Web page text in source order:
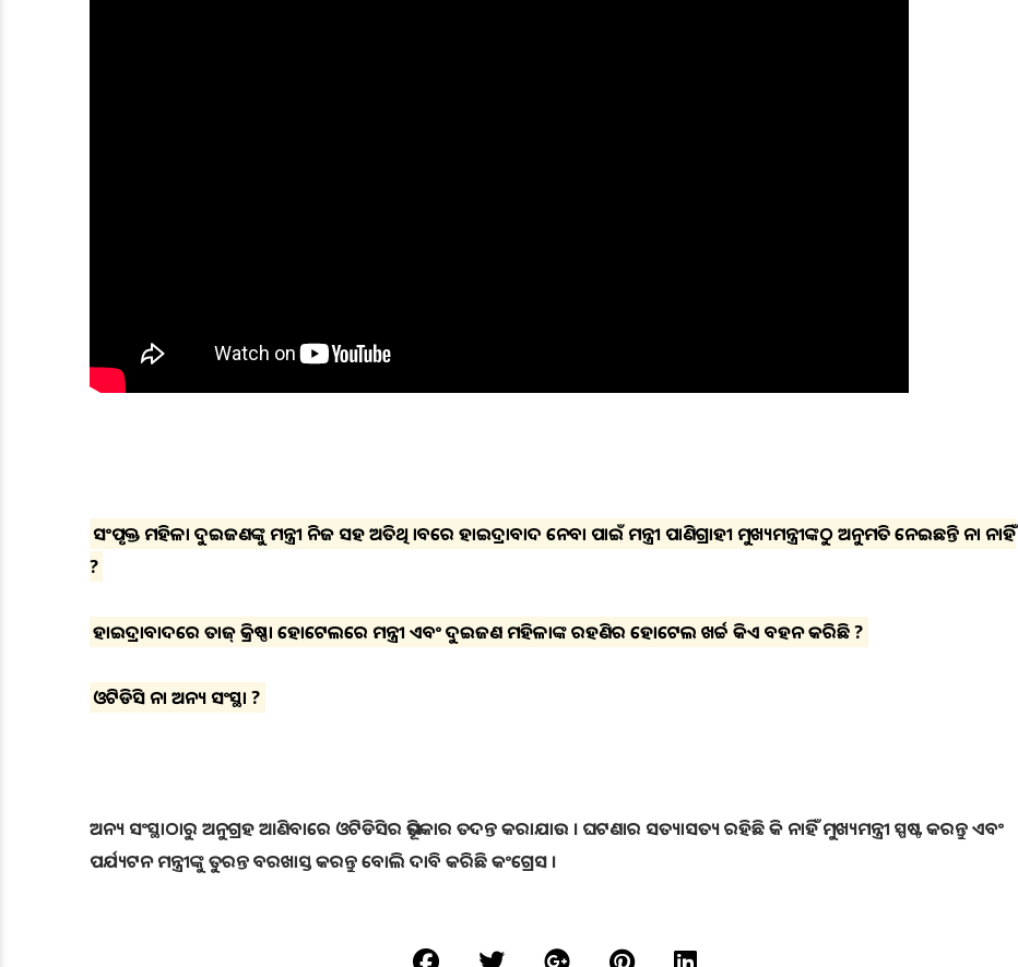
ସଂପୃକ୍ତ ମହିଳା ଦୁଇଜଣଙ୍କୁ ମନ୍ତ୍ରୀ ନିଜ ସହ ଅତିଥି ଭାବରେ ହାଇଦ୍ରାବାଦ ନେବା ପାଇଁ ମନ୍ତ୍ରୀ ପାଣିଗ୍ରାହୀ ମୁଖ୍ୟମନ୍ତ୍ରୀଙ୍କଠୁ ଅନୁମତି ନେଇଛନ୍ତି ନା ନାହିଁ
?
ହାଇଦ୍ରାବାଦରେ ତାଜ୍ କ୍ରିଷ୍ଣା ହୋଟେଲରେ ମନ୍ତ୍ରୀ ଏବଂ ଦୁଇଜଣ ମହିଳାଙ୍କ ରହଣିର ହୋଟେଲ ଖର୍ଚ୍ଚ କିଏ ବହନ କରିଛି ?
ଓଟିଡିସି ନା ଅନ୍ୟ ସଂସ୍ଥା ?
ଅନ୍ୟ ସଂସ୍ଥାଠାରୁ ଅନୁଗ୍ରହ ଆଣିବାରେ ଓଟିଡିସିର ଭୂମିକାର ତଦନ୍ତ କରାଯାଉ । ଘଟଣାର ସତ୍ୟାସତ୍ୟ ରହିଛି କି ନାହିଁ ମୁଖ୍ୟମନ୍ତ୍ରୀ ସ୍ପଷ୍ଟ କରନ୍ତୁ ଏବଂ
ପର୍ଯ୍ୟଟନ ମନ୍ତ୍ରୀଙ୍କୁ ତୁରନ୍ତ ବରଖାସ୍ତ କରନ୍ତୁ ବୋଲି ଦାବି କରିଛି କଂଗ୍ରେସ ।